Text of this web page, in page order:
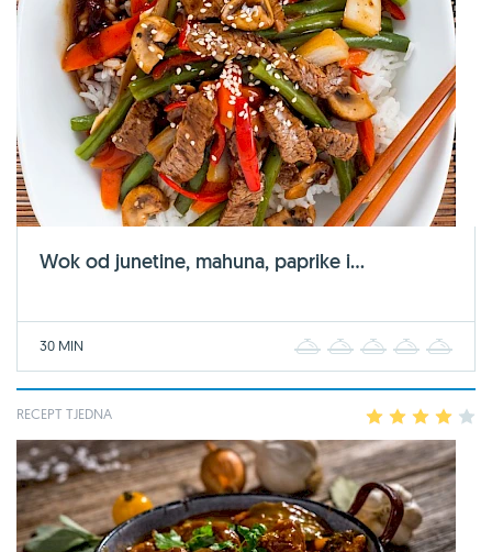
Wok od junetine, mahuna, paprike i...
30 MIN 2 3 4
RECEPT TJEDNA 2 3 4